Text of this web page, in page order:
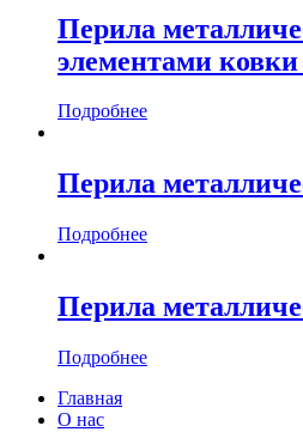
Перила
элементами ковки
Подробнее
Перила
Подробнее
Перила
Подробнее
Главная
О нас